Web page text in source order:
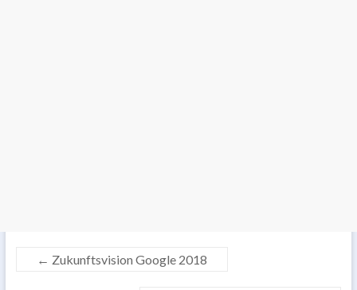
← Zukunftsvision Google 2018